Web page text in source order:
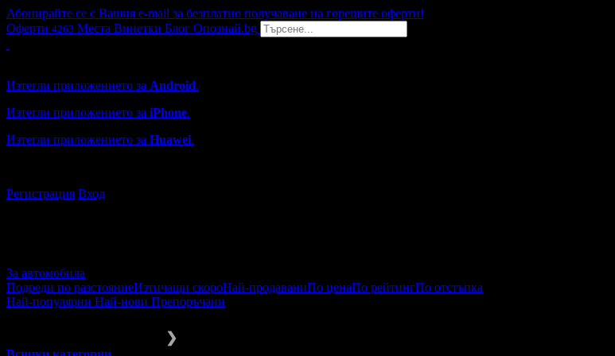
Абонирайте се с Вашия e-mail за безплатно получаване на горещите оферти!
Оферти 4263 Места Винетки Блог Опознай.bg
Изтегли приложението за Android.
Изтегли приложението за iPhone.
Изтегли приложението за Huawei.
Регистрация Вход
За автомобила
Подреди по разстояниеИзтичащи скороНай-продаваниПо ценаПо рейтингПо отстъпка
Най-популярни Най-нови Препоръчани
❯